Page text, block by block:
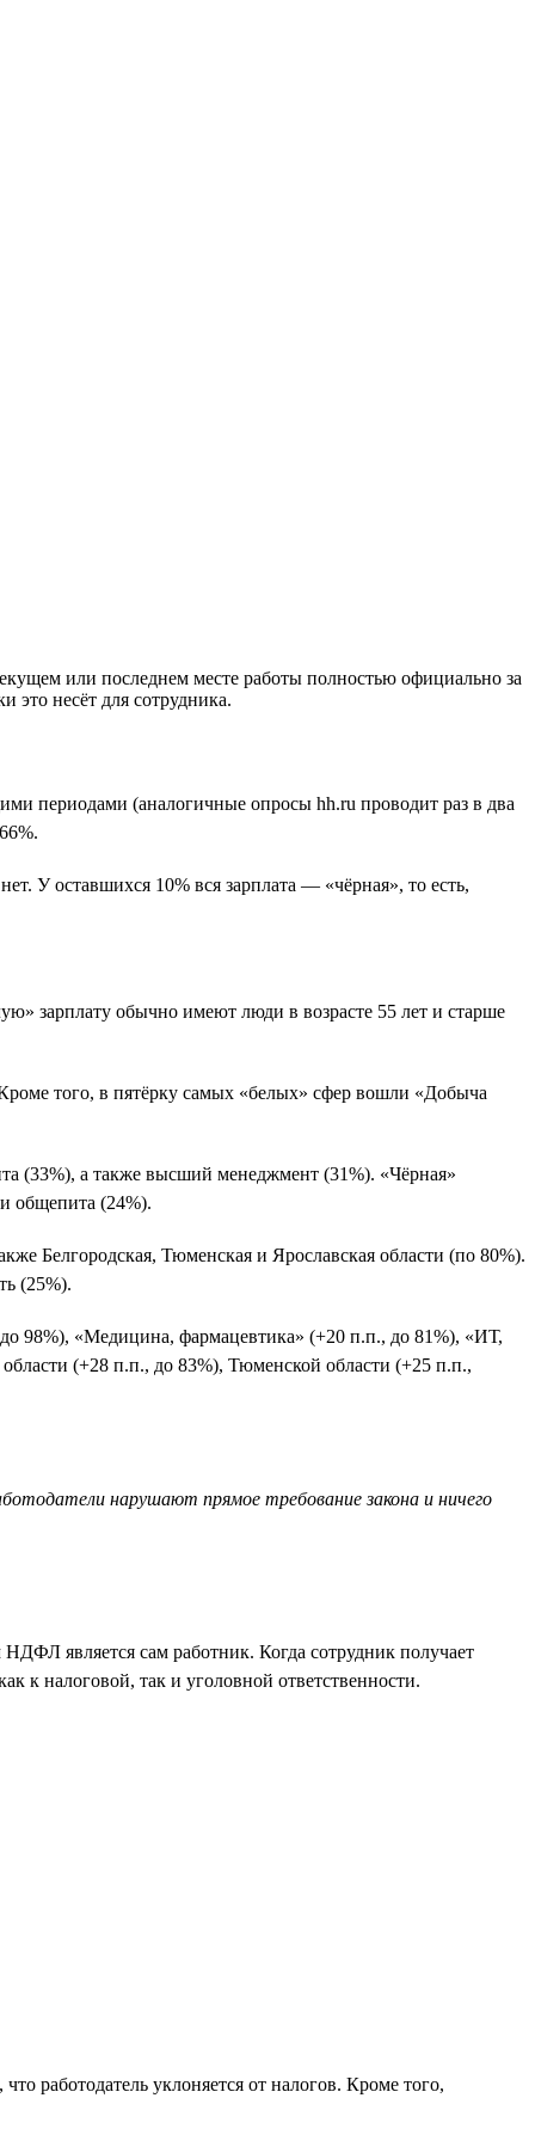
или последнем месте работы полностью официально за
это несёт для сотрудника.
периодами (аналогичные опросы hh.ru проводит раз в два
У оставшихся 10% вся зарплата — «чёрная», то есть,
зарплату обычно имеют люди в возрасте 55 лет и старше
того, в пятёрку самых «белых» сфер вошли «Добыча
(33%), а также высший менеджмент (31%). «Чёрная»
общепита (24%).
Белгородская, Тюменская и Ярославская области (по 80%).
(25%).
98%), «Медицина, фармацевтика» (+20 п.п., до 81%), «ИТ,
(+28 п.п., до 83%), Тюменской области (+25 п.п.,
нарушают прямое требование закона и ничего
является сам работник. Когда сотрудник получает
к налоговой, так и уголовной ответственности.
работодатель уклоняется от налогов. Кроме того,